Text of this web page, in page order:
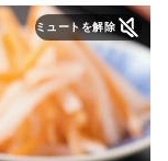
ミュートを解除